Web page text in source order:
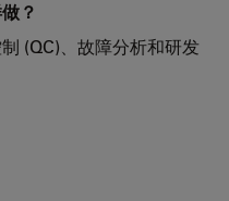
？
(QC)、故障分析和研发